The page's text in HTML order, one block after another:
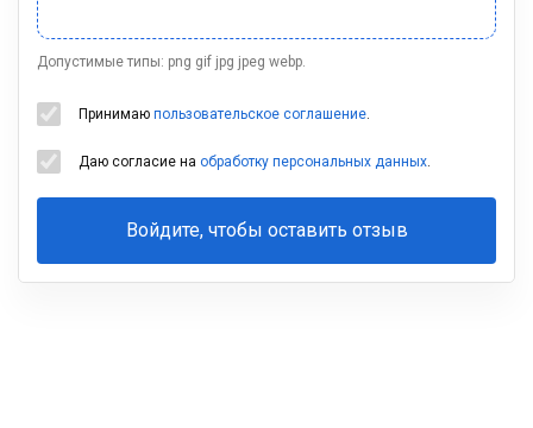
Допустимые типы: png gif jpg jpeg webp.
Принимаю пользовательское соглашение.
Даю согласие на обработку персональных данных.
Войдите, чтобы оставить отзыв
Ваша